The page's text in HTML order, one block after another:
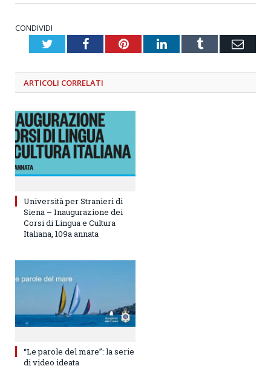
CONDIVIDI
TwitterFacebookPinterestLinkedInTumblr
ARTICOLI CORRELATI
Università per Stranieri di
Siena – Inaugurazione dei
Corsi di Lingua e Cultura
Italiana, 109a annata
“Le parole del mare”: la serie
di video ideata